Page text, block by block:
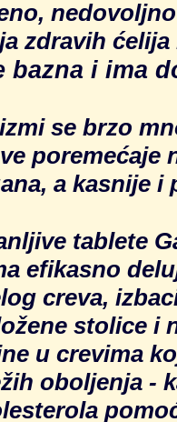
zdravih
bazna i ima
se brzo
poremećaje
a kasnije i
ljive tablete
efikasno
creva,
stolice i
u crevima
oboljenja -